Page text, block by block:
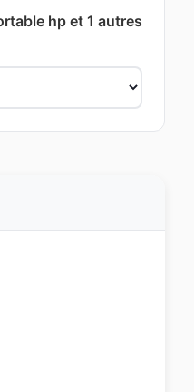
hp et 1 autres